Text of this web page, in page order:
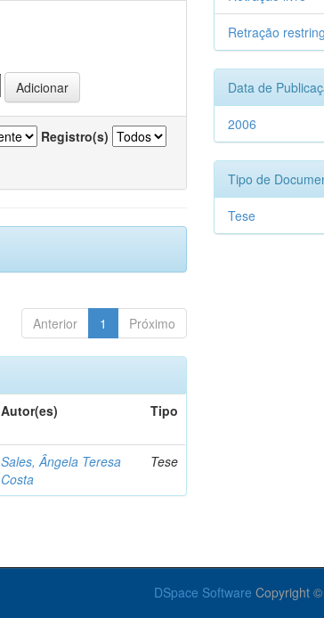
Registro(s)
Anterior 1 Próximo
Autor(es) Tipo
Sales, Ângela Teresa
Costa
Tese
Retração
Data de
2006
Tipo de
Tese
DSpace Software Copyright